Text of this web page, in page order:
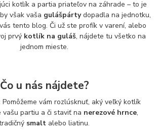
kotlík a partia priateľov na záhrade – to je
však vaša gulášpártydopadla na jednotku,
tento blog. Či už ste profík v varení, alebo
prvý kotlík na guláš, nájdete tu všetko na
jednom mieste.
Čo u nás nájdete?
Pomôžeme vám rozlúsknuť, aký veľký kotlík
partiu a či staviť na nerezové hrnce,
smalt alebo liatinu.